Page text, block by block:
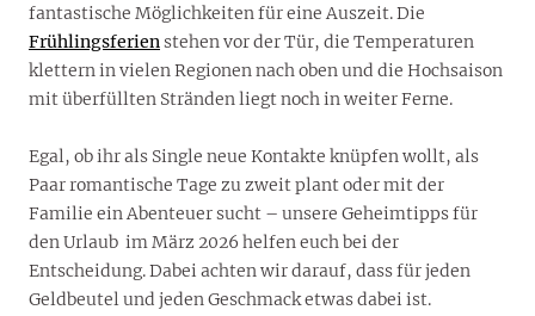
fantastische Möglichkeiten für eine Auszeit. Die
Frühlingsferienstehen vor der Tür, die Temperaturen
klettern in vielen Regionen nach oben und die Hochsaison
mit überfüllten Stränden liegt noch in weiter Ferne.
Egal, ob ihr als Single neue Kontakte knüpfen wollt, als
Paar romantische Tage zu zweit plant oder mit der
Familie ein Abenteuer sucht – unsere Geheimtipps für
den Urlaub im März 2026 helfen euch bei der
Entscheidung. Dabei achten wir darauf, dass für jeden
Geldbeutel und jeden Geschmack etwas dabei ist.